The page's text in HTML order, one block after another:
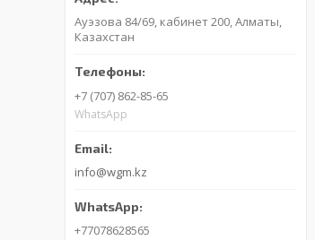
Ауэзова 84/69, кабинет 200, Алматы,
Казахстан
+7 (707) 862-85-65
WhatsApp
info@wgm.kz
+77078628565